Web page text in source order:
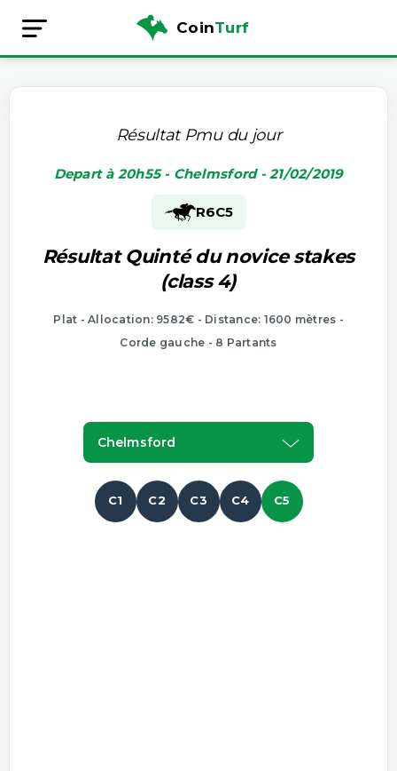
CoinTurf
Résultat Pmu du jour
Depart à 20h55 - Chelmsford - 21/02/2019
R6C5
Résultat Quinté du novice stakes
(class 4)
Plat - Allocation: 9582€ - Distance: 1600 mètres -
Corde gauche - 8 Partants
Chelmsford
C1 C2 C3 C4 C5